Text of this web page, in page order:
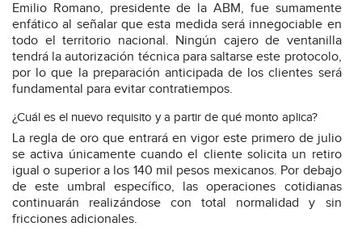
Emilio Romano, presidente de la ABM, fue sumamente
enfático al señalar que esta medida será innegociable en
todo el territorio nacional. Ningún cajero de ventanilla
tendrá la autorización técnica para saltarse este protocolo,
por lo que la preparación anticipada de los clientes será
fundamental para evitar contratiempos.
¿Cuál es el nuevo requisito y a partir de qué monto aplica?
La regla de oro que entrará en vigor este primero de julio
se activa únicamente cuando el cliente solicita un retiro
igual o superior a los 140 mil pesos mexicanos. Por debajo
de este umbral específico, las operaciones cotidianas
continuarán realizándose con total normalidad y sin
fricciones adicionales.